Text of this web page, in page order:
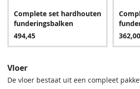
511,20
511,20
24,95
9,60
Complete set hardhouten
funderingsbalken
494,45
362,00
Vloer
De vloer bestaat uit een compleet